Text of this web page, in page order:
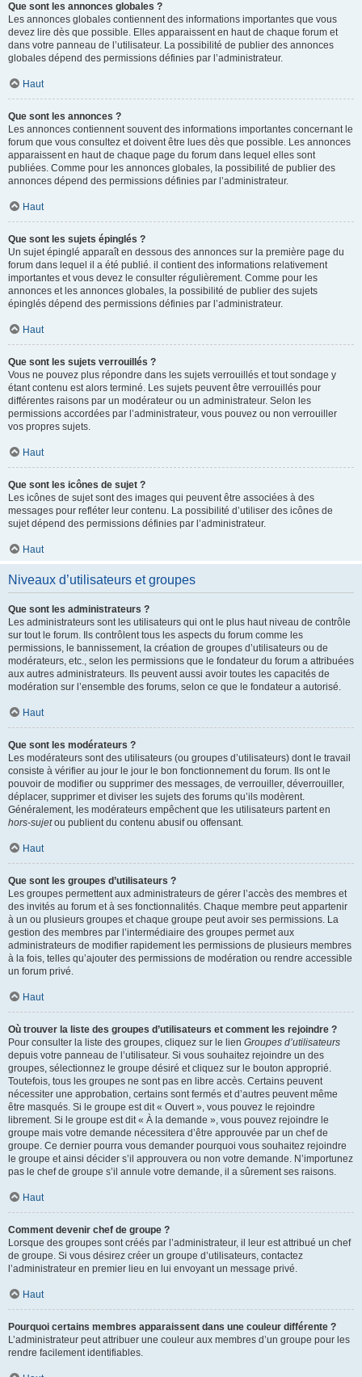
Que sont les annonces globales ?
Les annonces globales contiennent des informations importantes que vous
devez lire dès que possible. Elles apparaissent en haut de chaque forum et
dans votre panneau de l’utilisateur. La possibilité de publier des annonces
globales dépend des permissions définies par l’administrateur.
Haut
Que sont les annonces ?
Les annonces contiennent souvent des informations importantes concernant le
forum que vous consultez et doivent être lues dès que possible. Les annonces
apparaissent en haut de chaque page du forum dans lequel elles sont
publiées. Comme pour les annonces globales, la possibilité de publier des
annonces dépend des permissions définies par l’administrateur.
Haut
Que sont les sujets épinglés ?
Un sujet épinglé apparaît en dessous des annonces sur la première page du
forum dans lequel il a été publié. il contient des informations relativement
importantes et vous devez le consulter régulièrement. Comme pour les
annonces et les annonces globales, la possibilité de publier des sujets
épinglés dépend des permissions définies par l’administrateur.
Haut
Que sont les sujets verrouillés ?
Vous ne pouvez plus répondre dans les sujets verrouillés et tout sondage y
étant contenu est alors terminé. Les sujets peuvent être verrouillés pour
différentes raisons par un modérateur ou un administrateur. Selon les
permissions accordées par l’administrateur, vous pouvez ou non verrouiller
vos propres sujets.
Haut
Que sont les icônes de sujet ?
Les icônes de sujet sont des images qui peuvent être associées à des
messages pour refléter leur contenu. La possibilité d’utiliser des icônes de
sujet dépend des permissions définies par l’administrateur.
Haut
Niveaux d’utilisateurs et groupes
Que sont les administrateurs ?
Les administrateurs sont les utilisateurs qui ont le plus haut niveau de contrôle
sur tout le forum. Ils contrôlent tous les aspects du forum comme les
permissions, le bannissement, la création de groupes d’utilisateurs ou de
modérateurs, etc., selon les permissions que le fondateur du forum a attribuées
aux autres administrateurs. Ils peuvent aussi avoir toutes les capacités de
modération sur l’ensemble des forums, selon ce que le fondateur a autorisé.
Haut
Que sont les modérateurs ?
Les modérateurs sont des utilisateurs (ou groupes d’utilisateurs) dont le travail
consiste à vérifier au jour le jour le bon fonctionnement du forum. Ils ont le
pouvoir de modifier ou supprimer des messages, de verrouiller, déverrouiller,
déplacer, supprimer et diviser les sujets des forums qu’ils modèrent.
Généralement, les modérateurs empêchent que les utilisateurs partent en
hors-sujetou publient du contenu abusif ou offensant.
Haut
Que sont les groupes d’utilisateurs ?
Les groupes permettent aux administrateurs de gérer l’accès des membres et
des invités au forum et à ses fonctionnalités. Chaque membre peut appartenir
à un ou plusieurs groupes et chaque groupe peut avoir ses permissions. La
gestion des membres par l’intermédiaire des groupes permet aux
administrateurs de modifier rapidement les permissions de plusieurs membres
à la fois, telles qu’ajouter des permissions de modération ou rendre accessible
un forum privé.
Haut
Où trouver la liste des groupes d’utilisateurs et comment les rejoindre ?
Pour consulter la liste des groupes, cliquez sur le lien Groupes d’utilisateurs
depuis votre panneau de l’utilisateur. Si vous souhaitez rejoindre un des
groupes, sélectionnez le groupe désiré et cliquez sur le bouton approprié.
Toutefois, tous les groupes ne sont pas en libre accès. Certains peuvent
nécessiter une approbation, certains sont fermés et d’autres peuvent même
être masqués. Si le groupe est dit « Ouvert », vous pouvez le rejoindre
librement. Si le groupe est dit « À la demande », vous pouvez rejoindre le
groupe mais votre demande nécessitera d’être approuvée par un chef de
groupe. Ce dernier pourra vous demander pourquoi vous souhaitez rejoindre
le groupe et ainsi décider s’il approuvera ou non votre demande. N’importunez
pas le chef de groupe s’il annule votre demande, il a sûrement ses raisons.
Haut
Comment devenir chef de groupe ?
Lorsque des groupes sont créés par l’administrateur, il leur est attribué un chef
de groupe. Si vous désirez créer un groupe d’utilisateurs, contactez
l’administrateur en premier lieu en lui envoyant un message privé.
Haut
Pourquoi certains membres apparaissent dans une couleur différente ?
L’administrateur peut attribuer une couleur aux membres d’un groupe pour les
rendre facilement identifiables.